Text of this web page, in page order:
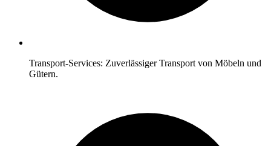
Transport-Services: Zuverlässiger Transport von Möbeln und
Gütern.